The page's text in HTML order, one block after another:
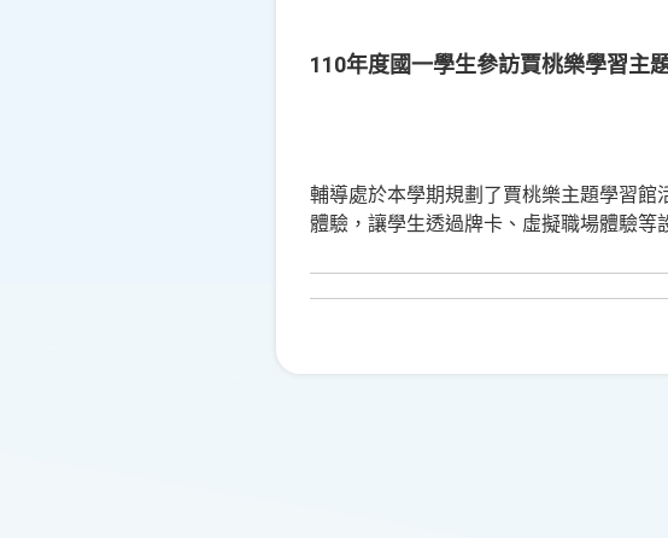
110年度國一學生參訪賈桃樂學習主
輔導處於本學期規劃了賈桃樂主題學習
體驗，讓學生透過牌卡、虛擬職場體驗等